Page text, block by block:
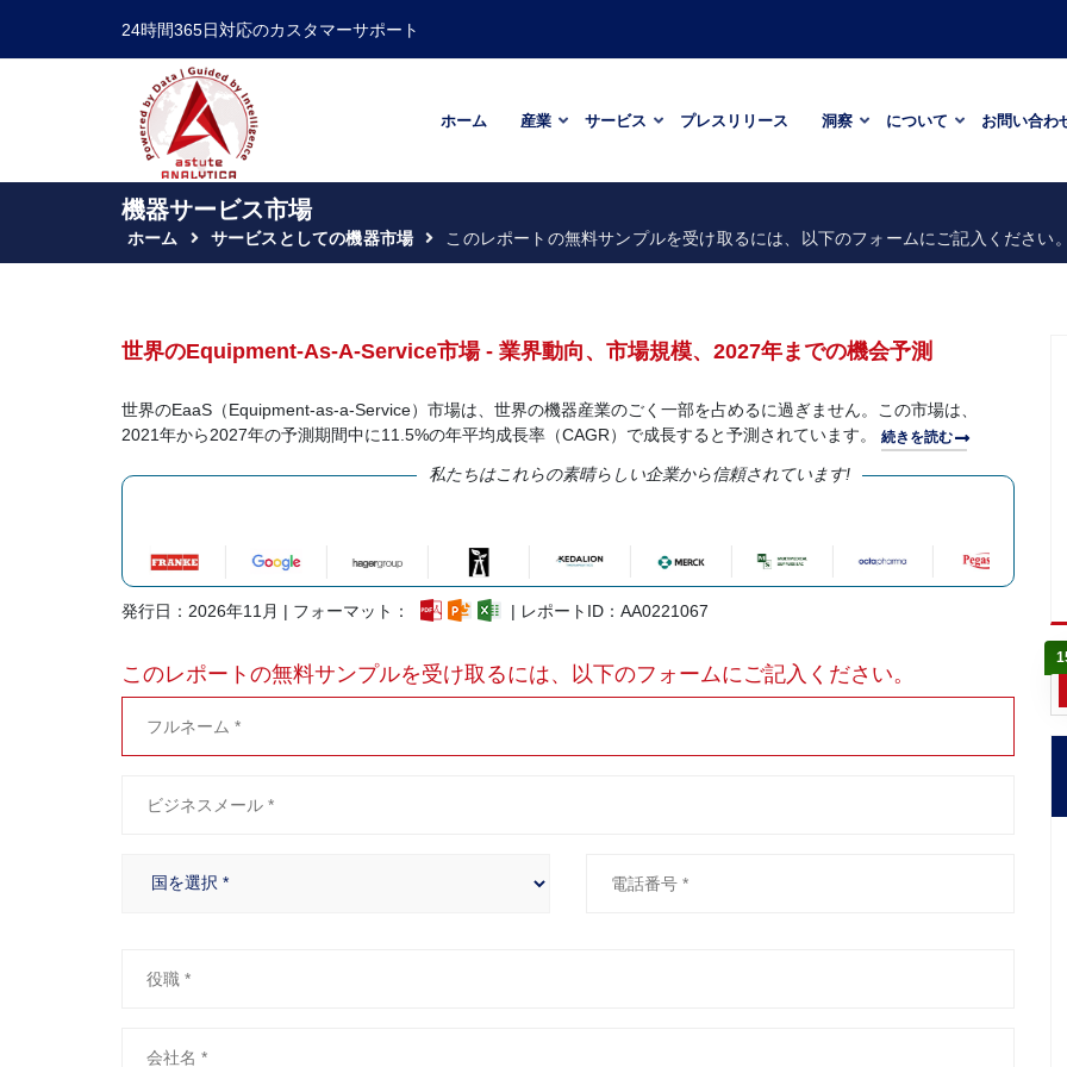
24時間365日対応のカスタマーサポート
ホーム 産業 サービス プレスリリース 洞察 について お問い合わ
機器サービス市場
ホーム サービスとしての機器市場 このレポートの無料サンプルを受け取るには、以下のフォームにご記入ください
世界のEquipment-As-A-Service市場 - 業界動向、市場規模、2027年までの機会予測
世界のEaaS（Equipment-as-a-Service）市場は、世界の機器産業のごく一部を占めるに過ぎません。この市場は、
2021年から2027年の予測期間中に11.5%の年平均成長率（CAGR）で成長すると予測されています。 続きを読む
私たちはこれらの素晴らしい企業から信頼されています!
発行日：2026年11月 | フォーマット： | レポートID：AA0221067
このレポートの無料サンプルを受け取るには、以下のフォームにご記入ください。